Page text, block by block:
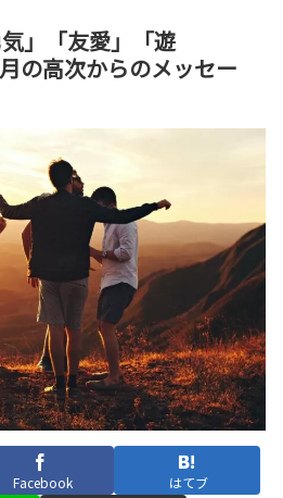
」「友愛」「遊
の高次からのメッセー
Facebook はてブ